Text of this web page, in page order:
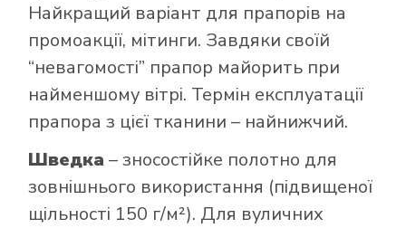
Найкращий варіант для прапорів на
промоакції, мітинги. Завдяки своїй
“невагомості” прапор майорить при
найменшому вітрі. Термін експлуатації
прапора з цієї тканини – найнижчий.
Шведка – зносостійке полотно для
зовнішнього використання (підвищеної
щільності 150 г/м²). Для вуличних